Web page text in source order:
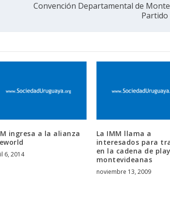
Convención Departamental de
ingresa a la alianza
6, 2014
La IMM llama a
interesados para
en la cadena de
montevideanas
noviembre 13, 2009